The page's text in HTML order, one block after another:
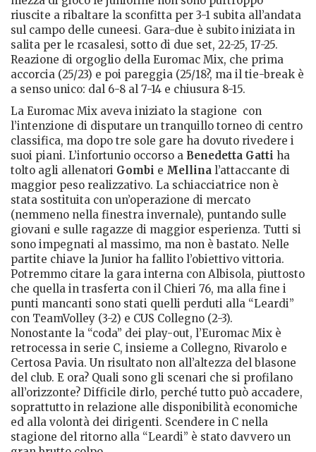
riuscite a ribaltare la sconfitta per 3-1 subita all’andata
sul campo delle cuneesi. Gara-due è subito iniziata in
salita per le rcasalesi, sotto di due set, 22-25, 17-25.
Reazione di orgoglio della Euromac Mix, che prima
accorcia (25/23) e poi pareggia (25/18?, ma il tie-break è
a senso unico: dal 6-8 al 7-14 e chiusura 8-15.
La Euromac Mix aveva iniziato la stagione con
l’intenzione di disputare un tranquillo torneo di centro
classifica, ma dopo tre sole gare ha dovuto rivedere i
suoi piani. L’infortunio occorso a Benedetta Gatti ha
tolto agli allenatori Gombi e Mellina l’attaccante di
maggior peso realizzativo. La schiacciatrice non è
stata sostituita con un’operazione di mercato
(nemmeno nella finestra invernale), puntando sulle
giovani e sulle ragazze di maggior esperienza. Tutti si
sono impegnati al massimo, ma non è bastato. Nelle
partite chiave la Junior ha fallito l’obiettivo vittoria.
Potremmo citare la gara interna con Albisola, piuttosto
che quella in trasferta con il Chieri 76, ma alla fine i
punti mancanti sono stati quelli perduti alla “Leardi”
con TeamVolley (3-2) e CUS Collegno (2-3).
Nonostante la “coda” dei play-out, l’Euromac Mix è
retrocessa in serie C, insieme a Collegno, Rivarolo e
Certosa Pavia. Un risultato non all’altezza del blasone
del club. E ora? Quali sono gli scenari che si profilano
all’orizzonte? Difficile dirlo, perché tutto può accadere,
soprattutto in relazione alle disponibilità economiche
ed alla volontà dei dirigenti. Scendere in C nella
stagione del ritorno alla “Leardi” è stato davvero un